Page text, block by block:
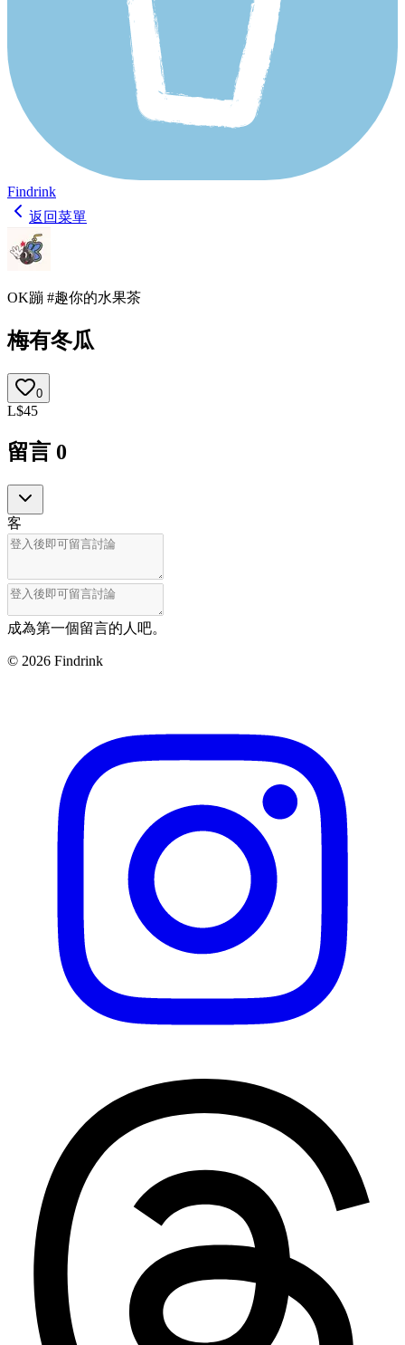
Findrink
返回菜單
OK蹦 #趣你的水果茶
梅有冬瓜
0
L$45
留言 0
客
成為第一個留言的人吧。
© 2026 Findrink